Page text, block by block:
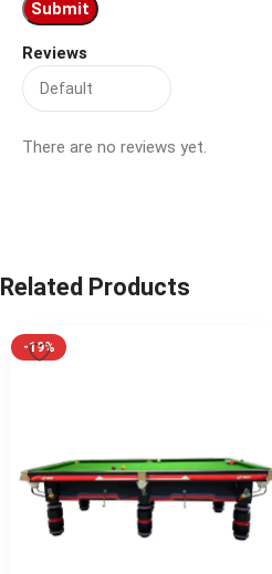
Reviews
There are no reviews yet.
Related Products
-19%